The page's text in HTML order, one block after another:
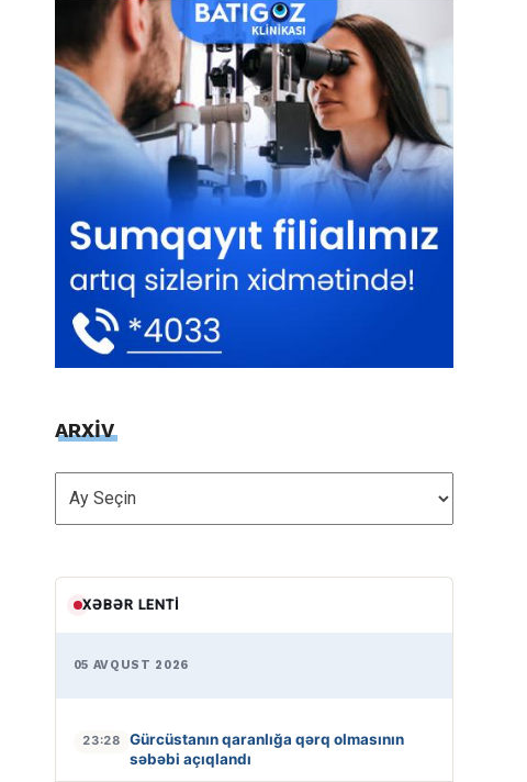
ARXİV
ARXİV
XƏBƏR LENTI
05 AVQUST 2026
23:28
Gürcüstanın qaranlığa qərq olmasının
səbəbi açıqlandı